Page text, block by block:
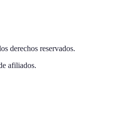
derechos reservados.
afiliados.